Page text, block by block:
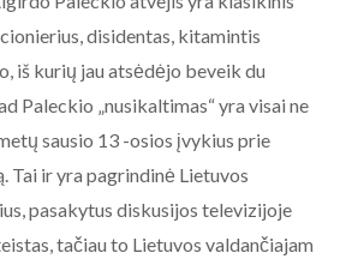
disidentas, kitamintis
iš kurių jau atsėdėjo beveik du
Paleckio „nusikaltimas“ yra visai ne
sausio 13 -osios įvykius prie
Tai ir yra pagrindinė Lietuvos
pasakytus diskusijos televizijoje
tačiau to Lietuvos valdančiajam